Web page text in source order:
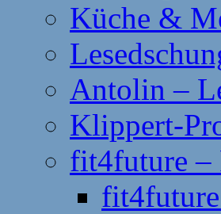
Küche &
Antolin –
Klippert-
fit4future –